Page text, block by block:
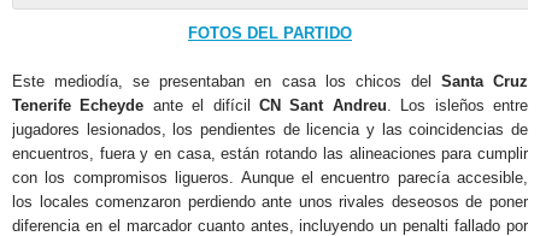
FOTOS DEL PARTIDO
Este mediodía, se presentaban en casa los chicos del Santa Cruz
Tenerife Echeyde ante el difícilCN Sant Andreu. Los isleños entre
jugadores lesionados, los pendientes de licencia y las coincidencias de
encuentros, fuera y en casa, están rotando las alineaciones para cumplir
con los compromisos ligueros. Aunque el encuentro parecía accesible,
los locales comenzaron perdiendo ante unos rivales deseosos de poner
diferencia en el marcador cuanto antes, incluyendo un penalti fallado por